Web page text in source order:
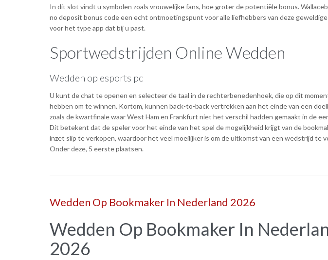
In dit slot vindt u symbolen zoals vrouwelijke fans, hoe groter de potentiële bonus.
no deposit bonus code een echt ontmoetingspunt voor alle liefhebbers van deze
voor het type app dat bij u past.
Sportwedstrijden Online Wedden
Wedden op esports pc
U kunt de chat te openen en selecteer de taal in de rechterbenedenhoek, die op dit
hebben om te winnen. Kortom, kunnen back-to-back vertrekken aan het einde van een
zoals de kwartfinale waar West Ham en Frankfurt niet het verschil hadden gemaakt in de
Dit betekent dat de speler voor het einde van het spel de mogelijkheid krijgt van de
inzet slip te verkopen, waardoor het veel moeilijker is om de uitkomst van een wedstrijd te
Onder deze, 5 eerste plaatsen.
Wedden Op Bookmaker In Nederland 2026
Wedden Op Bookmaker In
2026